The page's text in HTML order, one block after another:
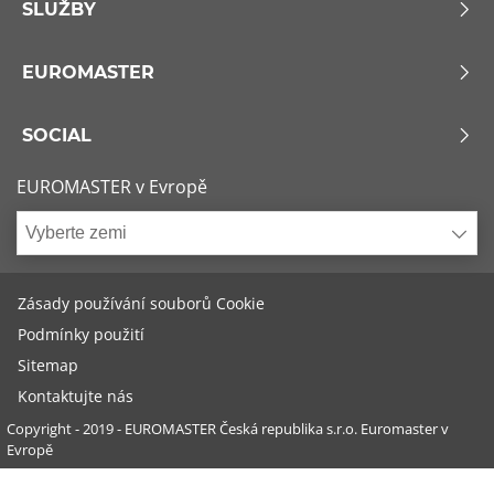
SLUŽBY
EUROMASTER
SOCIAL
EUROMASTER v Evropě
Vyberte zemi
Zásady používání souborů Cookie
Podmínky použití
Sitemap
Kontaktujte nás
Copyright - 2019 - EUROMASTER Česká republika s.r.o. Euromaster v
Evropě